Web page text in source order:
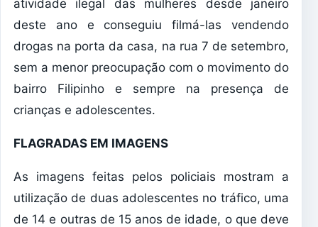
atividade ilegal das mulheres desde janeiro
deste ano e conseguiu filmá-las vendendo
drogas na porta da casa, na rua 7 de setembro,
sem a menor preocupação com o movimento do
bairro Filipinho e sempre na presença de
crianças e adolescentes.
FLAGRADAS EM IMAGENS
As imagens feitas pelos policiais mostram a
utilização de duas adolescentes no tráfico, uma
de 14 e outras de 15 anos de idade, o que deve